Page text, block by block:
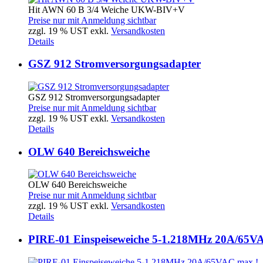
Hit AWN 60 B 3/4 Weiche UKW-BIV+V
Preise nur mit Anmeldung sichtbar
zzgl. 19 % UST exkl. Versandkosten
Details
GSZ 912 Stromversorgungsadapter
GSZ 912 Stromversorgungsadapter
Preise nur mit Anmeldung sichtbar
zzgl. 19 % UST exkl. Versandkosten
Details
OLW 640 Bereichsweiche
OLW 640 Bereichsweiche
Preise nur mit Anmeldung sichtbar
zzgl. 19 % UST exkl. Versandkosten
Details
PIRE-01 Einspeiseweiche 5-1.218MHz 20A/